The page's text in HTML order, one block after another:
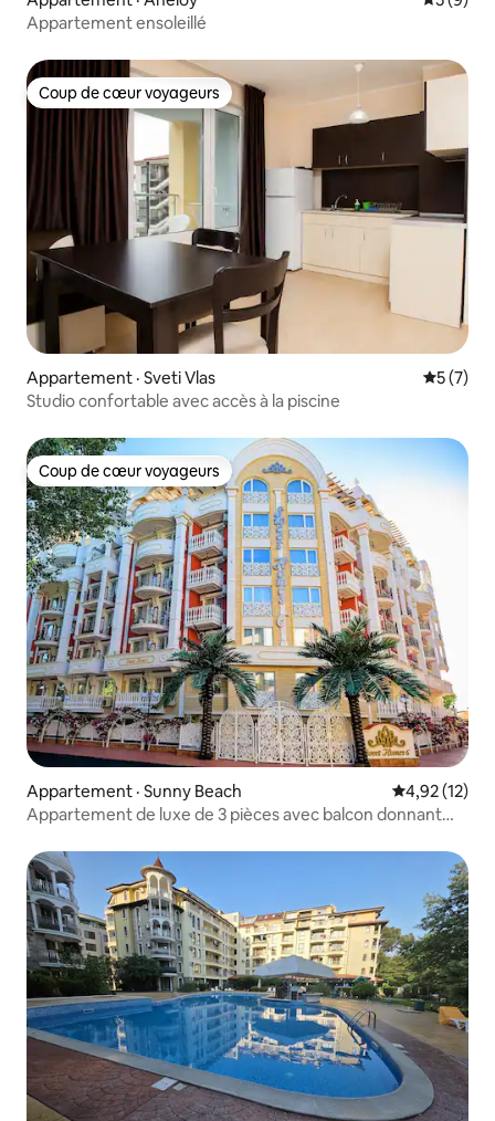
Appartement ensoleillé
Coup de cœur voyageurs
Coup de cœur voyageurs
Appartement · Sveti Vlas Note
5 (7)
Studio confortable avec accès à la piscine
Coup de cœur voyageurs
Coup de cœur voyageurs
Appartement · Sunny Beach Note
4,92 (12)
Appartement de luxe de 3 pièces avec balcon donnant